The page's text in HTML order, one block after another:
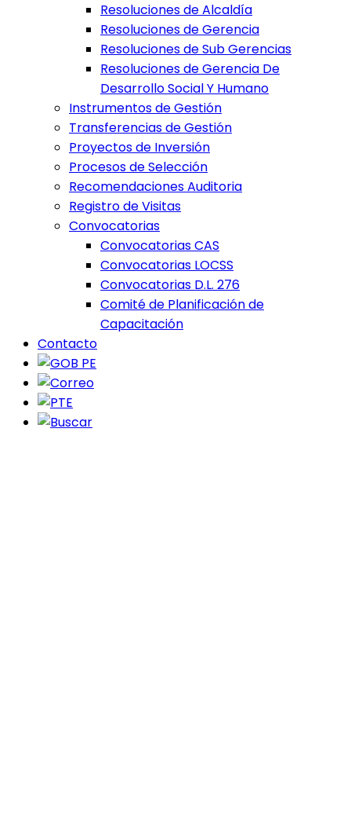
Resoluciones de Alcaldía
Resoluciones de Gerencia
Resoluciones de Sub Gerencias
Resoluciones de Gerencia De
Desarrollo Social Y Humano
Instrumentos de Gestión
Transferencias de Gestión
Proyectos de Inversión
Procesos de Selección
Recomendaciones Auditoria
Registro de Visitas
Convocatorias
Convocatorias CAS
Convocatorias LOCSS
Convocatorias D.L. 276
Comité de Planificación de
Capacitación
Contacto